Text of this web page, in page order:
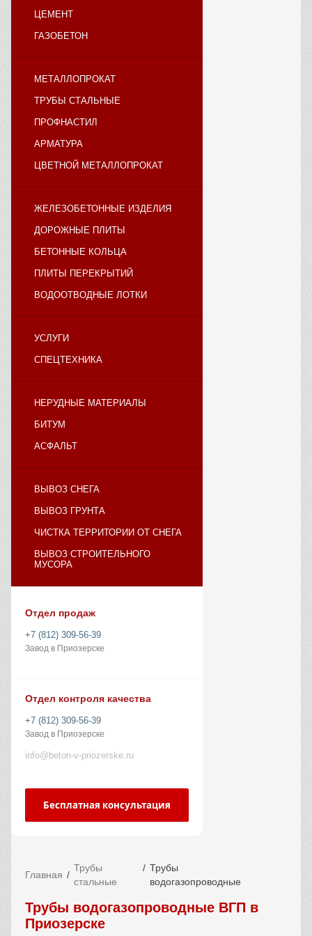
ЦЕМЕНТ
ГАЗОБЕТОН
МЕТАЛЛОПРОКАТ
ТРУБЫ СТАЛЬНЫЕ
ПРОФНАСТИЛ
АРМАТУРА
ЦВЕТНОЙ МЕТАЛЛОПРОКАТ
ЖЕЛЕЗОБЕТОННЫЕ ИЗДЕЛИЯ
ДОРОЖНЫЕ ПЛИТЫ
БЕТОННЫЕ КОЛЬЦА
ПЛИТЫ ПЕРЕКРЫТИЙ
ВОДООТВОДНЫЕ ЛОТКИ
УСЛУГИ
СПЕЦТЕХНИКА
НЕРУДНЫЕ МАТЕРИАЛЫ
БИТУМ
АСФАЛЬТ
ВЫВОЗ СНЕГА
ВЫВОЗ ГРУНТА
ЧИСТКА ТЕРРИТОРИИ ОТ СНЕГА
ВЫВОЗ СТРОИТЕЛЬНОГО
МУСОРА
Отдел продаж
+7 (812) 309-56-39
Завод в Приозерске
Отдел контроля качества
+7 (812) 309-56-39
Завод в Приозерске
info@beton-v-priozerske.ru
Бесплатная консультация
Главная
Трубы
стальные
Трубы
водогазопроводные
Трубы водогазопроводные ВГП в
Приозерске